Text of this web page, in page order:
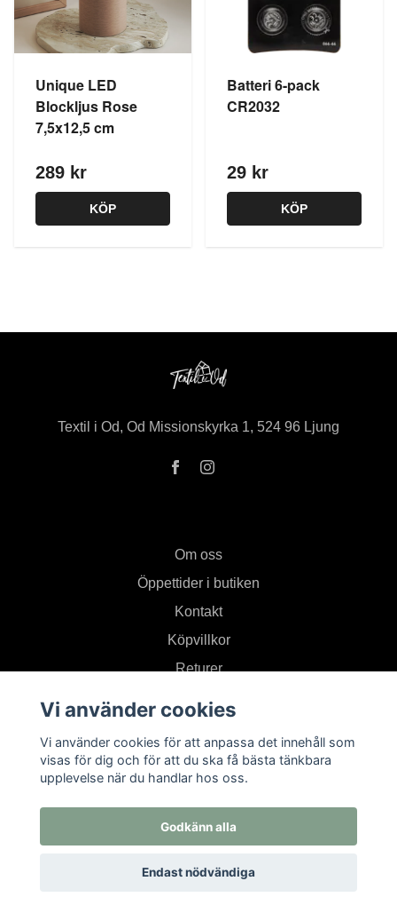
Unique LED
Blockljus Rose
7,5x12,5 cm
289 kr
KÖP
Batteri 6-pack
CR2032
29 kr
KÖP
Textil i Od, Od Missionskyrka 1, 524 96 Ljung
Om oss
Öppettider i butiken
Kontakt
Köpvillkor
Returer
Prenumerera på vårt nyhetsbrev
© 2026 Textil i Od
Vi använder cookies
Vi använder cookies för att anpassa det innehåll som
visas för dig och för att du ska få bästa tänkbara
upplevelse när du handlar hos oss.
Godkänn alla
Endast nödvändiga